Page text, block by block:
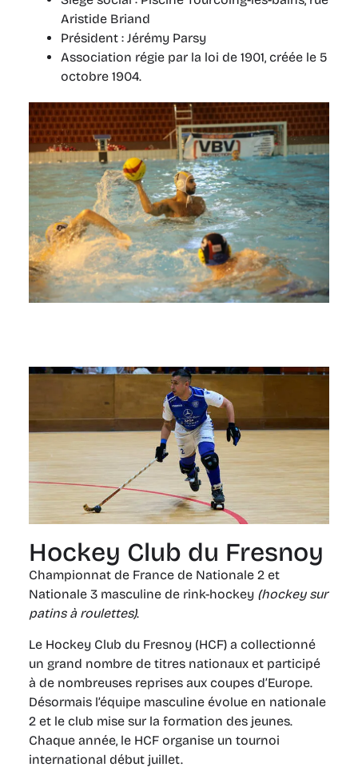
Aristide Briand
Président : Jérémy Parsy
Association régie par la loi de 1901, créée le 5
octobre 1904.
Hockey Club du Fresnoy
Championnat de France de Nationale 2 et
Nationale 3 masculine de rink-hockey (hockey sur
patins à roulettes).
Le Hockey Club du Fresnoy (HCF) a collectionné
un grand nombre de titres nationaux et participé
à de nombreuses reprises aux coupes d’Europe.
Désormais l’équipe masculine évolue en nationale
2 et le club mise sur la formation des jeunes.
Chaque année, le HCF organise un tournoi
international début juillet.